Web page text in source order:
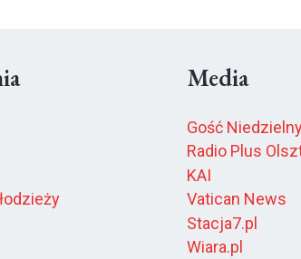
Media
Gość
Radio Plus
KAI
Vatican News
Stacja7.pl
Wiara.pl